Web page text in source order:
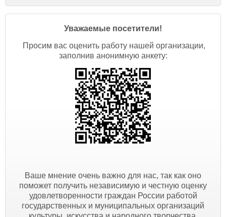
Уважаемые посетители!
Просим вас оценить работу нашей организации,
заполнив анонимную анкету:
Ваше мнение очень важно для нас, так как оно
поможет получить независимую и честную оценку
удовлетворенности граждан России работой
государственных и муниципальных организаций